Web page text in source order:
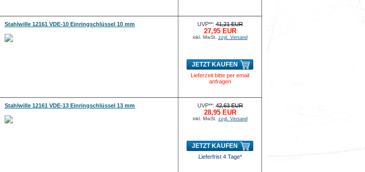
Stahlwille 12161 VDE-10 Einringschlüssel 10 mm UVP**:41,21 EUR
27,95 EUR
inkl. MwSt. zzgl. Versand
JETZT KAUFEN
Lieferzeit bitte per email
anfragen
Stahlwille 12161 VDE-13 Einringschlüssel 13 mm UVP**:42,63 EUR
28,95 EUR
inkl. MwSt. zzgl. Versand
JETZT KAUFEN
Lieferfrist 4 Tage*